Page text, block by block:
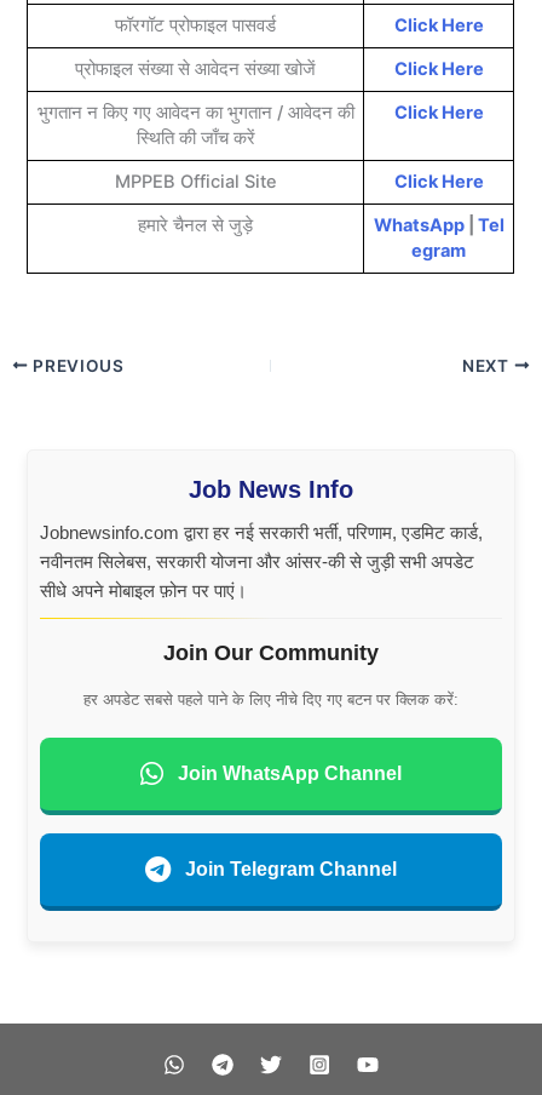
फॉरगॉट प्रोफाइल पासवर्ड
Click Here
प्रोफाइल संख्या से आवेदन संख्या खोजें
Click Here
भुगतान न किए गए आवेदन का भुगतान / आवेदन की
स्थिति की जाँच करें
Click Here
MPPEB Official Site
Click Here
हमारे चैनल से जुड़े
WhatsApp| Tel
egram
PREVIOUS NEXT
Job News Info
Jobnewsinfo.com द्वारा हर नई सरकारी भर्ती, परिणाम, एडमिट कार्ड,
नवीनतम सिलेबस, सरकारी योजना और आंसर-की से जुड़ी सभी अपडेट
सीधे अपने मोबाइल फ़ोन पर पाएं।
Join Our Community
हर अपडेट सबसे पहले पाने के लिए नीचे दिए गए बटन पर क्लिक करें:
Join WhatsApp Channel
Join Telegram Channel